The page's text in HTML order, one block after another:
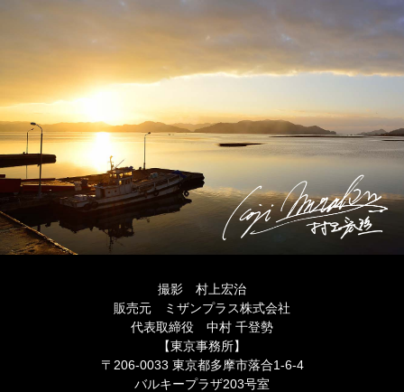
撮影 村上宏治
販売元 ミザンプラス株式会社
代表取締役 中村 千登勢
【東京事務所】
〒206-0033 東京都多摩市落合1-6-4
バルキープラザ203号室